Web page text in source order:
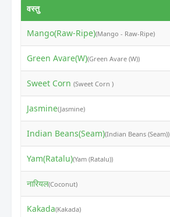
वस्तु
Mango(Raw-Ripe)(Mango - Raw-Ripe)
Green Avare(W)(Green Avare (W))
Sweet Corn (Sweet Corn )
Jasmine(Jasmine)
Indian Beans(Seam)(Indian Beans (Seam))
Yam(Ratalu)(Yam (Ratalu))
नारियल(Coconut)
Kakada(Kakada)